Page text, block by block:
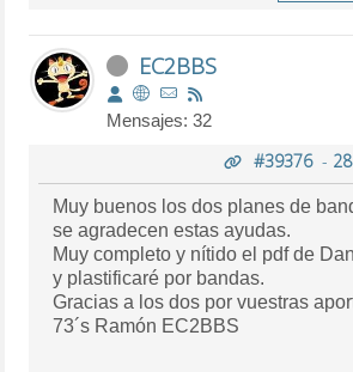
EC2BBS
Mensajes: 32
#39376-
Muy buenos los dos planes de
se agradecen estas ayudas.
Muy completo y nítido el pdf de
y plastificaré por bandas.
Gracias a los dos por vuestras
73´s Ramón EC2BBS